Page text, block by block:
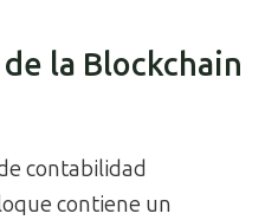
la Blockchain
contabilidad
contiene un